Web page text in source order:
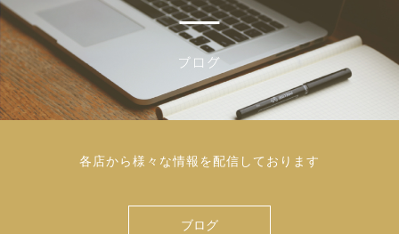
各店から様々な情報を配信しております
ブログ